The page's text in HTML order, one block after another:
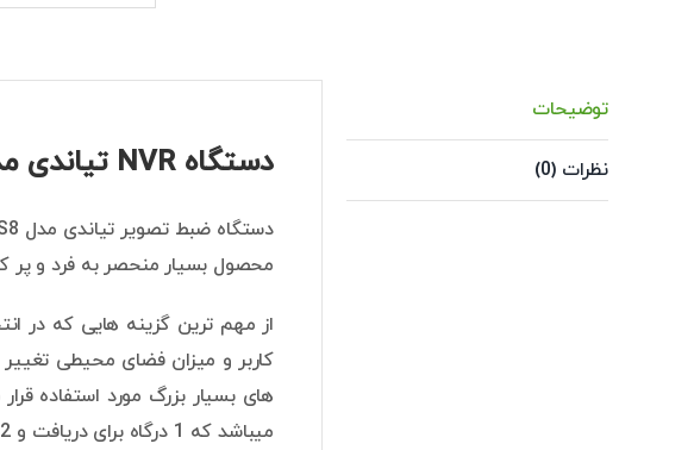
توضیحات
نظرات (0) دستگاه NVR تیاندی مدل TC-NR5040M7-S8
محصول بسیار منحصر به فرد و پر
کاربر و میزان فضای محیطی
های بسیار بزرگ مورد استفاده